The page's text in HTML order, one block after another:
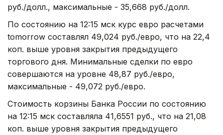
руб./долл., максимальные - 35,668 руб./долл.
По состоянию на 12:15 мск курс евро расчетами
tomorrow составлял 49,024 руб./евро, что на 22,4
коп. выше уровня закрытия предыдущего
торгового дня. Минимальные сделки по евро
совершаются на уровне 48,87 руб./евро,
максимальные - 49,072 руб./евро.
Стоимость корзины Банка России по состоянию
на 12:15 мск составляла 41,6551 руб., что на 21,08
коп. выше уровня закрытия предыдущего